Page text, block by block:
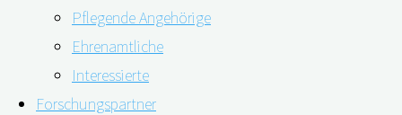
Pflegende Angehörige
Ehrenamtliche
Interessierte
Forschungspartner
Pressemitteilung: Online-
Selbsttest für pflegende